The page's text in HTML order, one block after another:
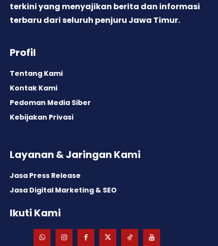
terkini yang menyajikan berita dan informasi
terbaru dari seluruh penjuru Jawa Timur.
Profil
Tentang Kami
Kontak Kami
Pedoman Media Siber
Kebijakan Privasi
Layanan & Jaringan Kami
Jasa Press Release
Jasa Digital Marketing & SEO
Ikuti Kami